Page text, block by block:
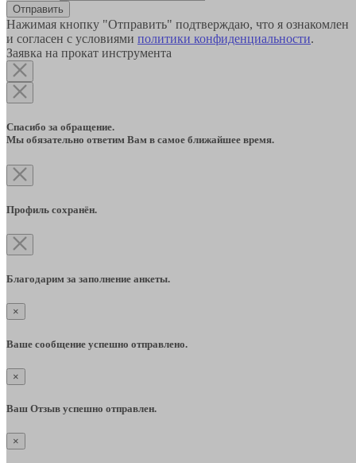
Отправить
Нажимая кнопку "Отправить" подтверждаю, что я ознакомлен
и согласен с условиями политики конфиденциальности.
Заявка на прокат инструмента
Спасибо за обращение.
Мы обязательно ответим Вам в самое ближайшее время.
Профиль сохранён.
Благодарим за заполнение анкеты.
×
Ваше сообщение успешно отправлено.
×
Ваш Отзыв успешно отправлен.
×